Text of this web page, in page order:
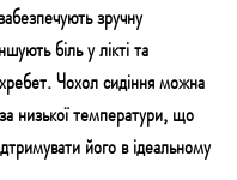
зручну
біль у лікті та
Чохол сидіння можна
низької температури, що
його в ідеальному